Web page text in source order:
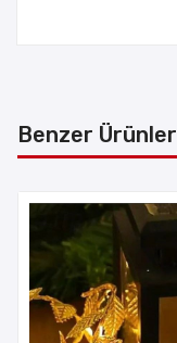
Benzer Ürünler